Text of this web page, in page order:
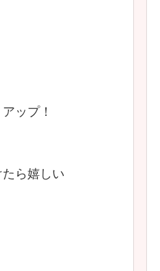
ップ！
ら嬉しい